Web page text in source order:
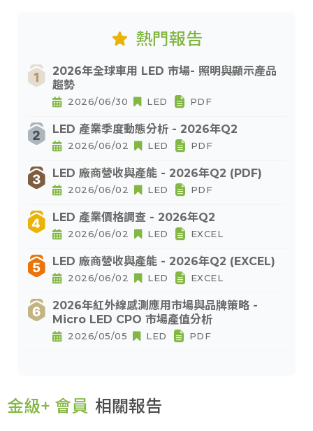
熱門報告
2026年全球車用 LED 市場- 照明與顯示產品
趨勢
2026/06/30 LED PDF
LED 產業季度動態分析 - 2026年Q2
2026/06/02 LED PDF
LED 廠商營收與產能 - 2026年Q2 (PDF)
2026/06/02 LED PDF
LED 產業價格調查 - 2026年Q2
2026/06/02 LED EXCEL
LED 廠商營收與產能 - 2026年Q2 (EXCEL)
2026/06/02 LED EXCEL
2026年紅外線感測應用市場與品牌策略 -
Micro LED CPO 市場產值分析
2026/05/05 LED PDF
金級+ 會員 相關報告